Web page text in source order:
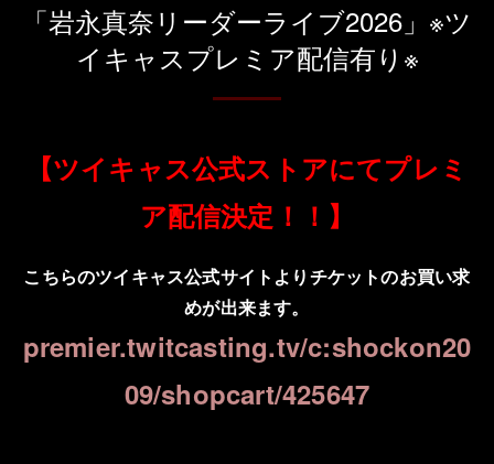
「岩永真奈リーダーライブ2026」※ツ
イキャスプレミア配信有り※
【ツイキャス公式ストアにてプレミ
ア配信決定！！】
こちらのツイキャス公式サイトよりチケットのお買い求
めが出来ます。
premier.twitcasting.tv/c:shockon20
09/shopcart/425647